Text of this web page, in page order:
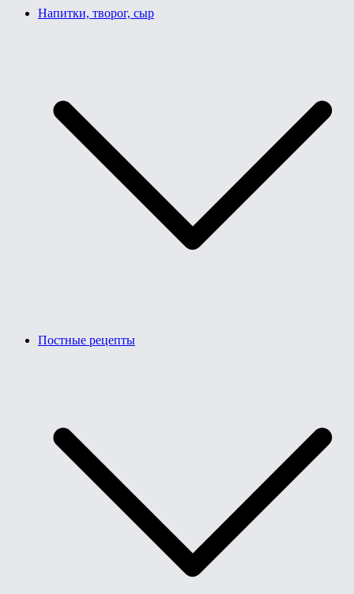
Напитки, творог, сыр
Постные рецепты